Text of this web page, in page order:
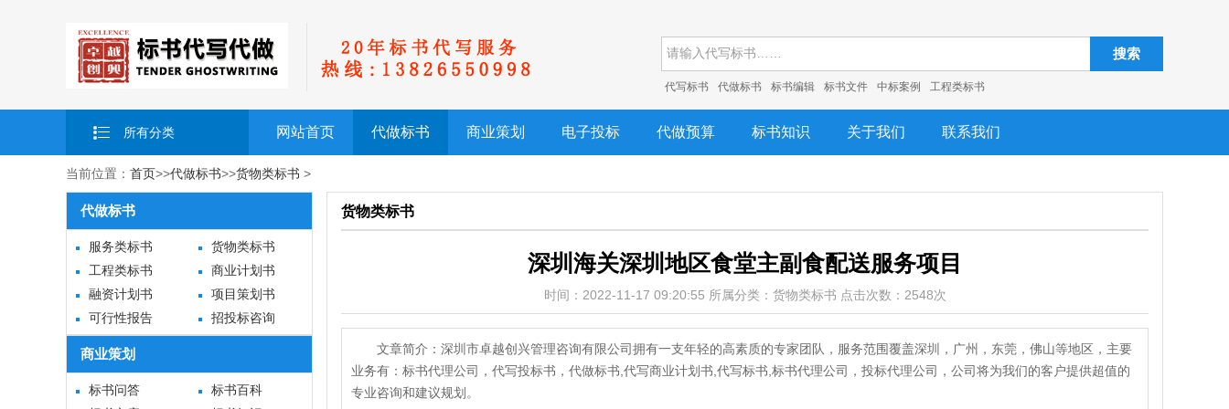
搜索
代写标书 代做标书 标书编辑 标书文件 中标案例 工程类标书
所有分类 网站首页 代做标书 商业策划 电子投标 代做预算 标书知识 关于我们 联系我们
当前位置： 首页>>代做标书>>货物类标书 >
代做标书
服务类标书
货物类标书
工程类标书
商业计划书
融资计划书
项目策划书
可行性报告
招投标咨询
商业策划
标书问答
标书百科
货物类标书
深圳海关深圳地区食堂主副食配送服务项目
时间：2022-11-17 09:20:55 所属分类：货物类标书 点击次数：2548次
文章简介：深圳市卓越创兴管理咨询有限公司拥有一支年轻的高素质的专家团队，服务范围覆盖深圳，广州，东莞，佛山等地区，主要
业务有：标书代理公司，代写投标书，代做标书,代写商业计划书,代写标书,标书代理公司，投标代理公司，公司将为我们的客户提供超值的
专业咨询和建议规划。